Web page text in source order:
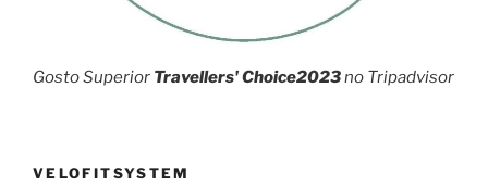
Gosto Superior Travellers' Choice2023no Tripadvisor
VELOFITSYSTEM